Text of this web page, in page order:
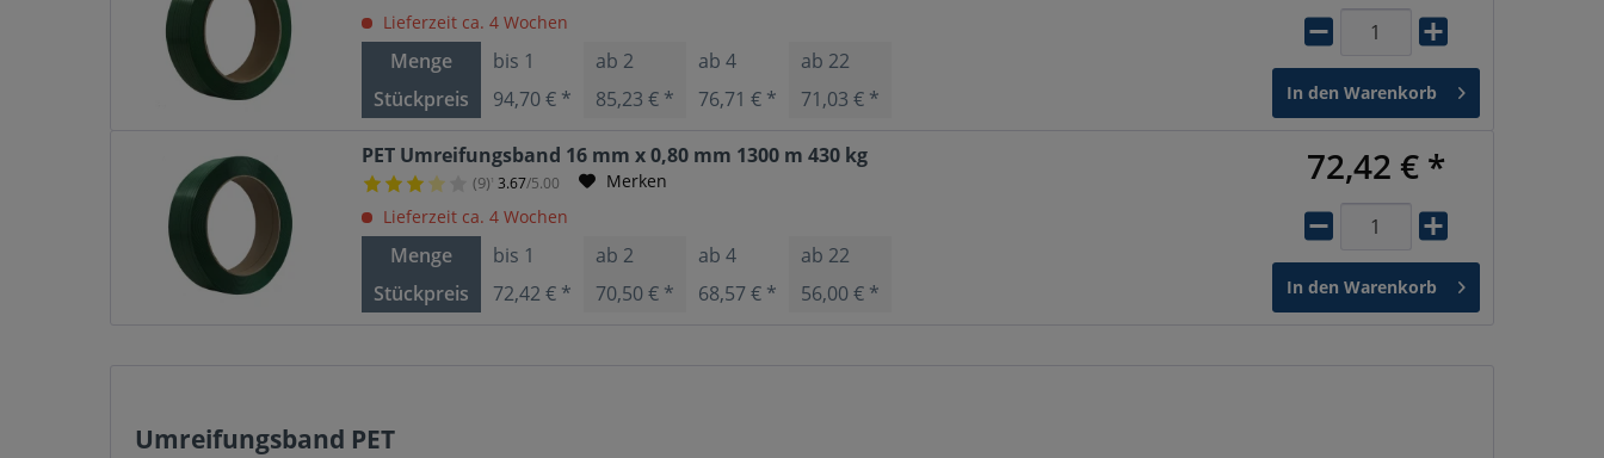
Lieferzeit ca. 4 Wochen
Menge
Stückpreis
bis 1
94,70 € *
ab 2
85,23 € *
ab4
76,71 € *
ab 22
71,03 € *
In den Warenkorb
PET Umreifungsband 16 mm x 0,80 mm 1300 m 430 kg
(9)¹ 3.67/5.00
Merken
Lieferzeit ca. 4 Wochen
Menge
Stückpreis
bis 1
72,42 € *
ab 2
70,50 € *
ab4
68,57 € *
ab 22
56,00 € *
72,42 € *
In den Warenkorb
Umreifungsband PET